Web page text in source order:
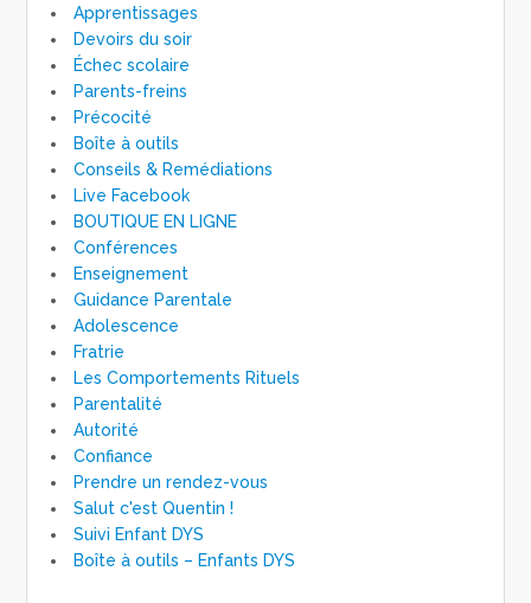
Apprentissages
Devoirs du soir
Échec scolaire
Parents-freins
Précocité
Boîte à outils
Conseils & Remédiations
Live Facebook
BOUTIQUE EN LIGNE
Conférences
Enseignement
Guidance Parentale
Adolescence
Fratrie
Les Comportements Rituels
Parentalité
Autorité
Confiance
Prendre un rendez-vous
Salut c'est Quentin !
Suivi Enfant DYS
Boîte à outils – Enfants DYS